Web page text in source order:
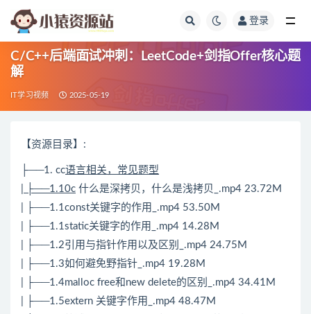
登录
C/C++后端面试冲刺：LeetCode+剑指Offer核心题
解
IT学习视频 2025-05-19
【资源目录】:
├──1. cc语言相关，常见题型
| ├──1.10c 什么是深拷贝，什么是浅拷贝_.mp4 23.72M
| ├──1.1const关键字的作用_.mp4 53.50M
| ├──1.1static关键字的作用_.mp4 14.28M
| ├──1.2引用与指针作用以及区别_.mp4 24.75M
| ├──1.3如何避免野指针_.mp4 19.28M
| ├──1.4malloc free和new delete的区别_.mp4 34.41M
| ├──1.5extern 关键字作用_.mp4 48.47M